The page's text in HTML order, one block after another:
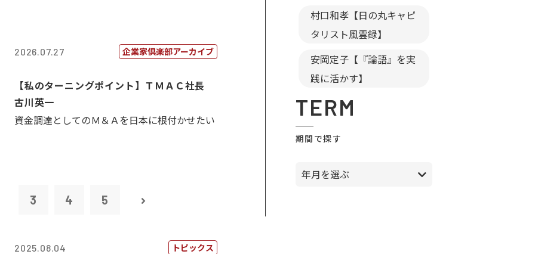
2026.07.27 企業家倶楽部アーカイブ
【私のターニングポイント】ＴＭＡＣ社長
古川英一
資金調達としてのＭ＆Ａを日本に根付かせたい
3 4 5
2025.08.04 トピックス
村口和孝【日の丸キャピ
タリスト風雲録】
安岡定子【『論語』を実
践に活かす】
TERM
期間で探す
年月を選ぶ